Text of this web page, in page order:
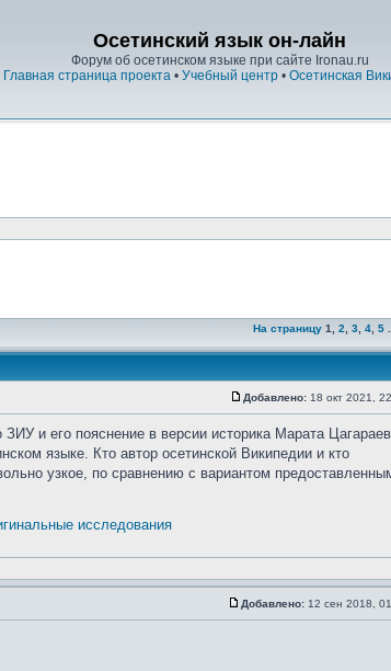
Осетинский язык он-лайн
Форум об осетинском языке при сайте Ironau.ru
Главная страница проекта • Учебный центр • Осетинская
На страницу 1 2 3 4 5
Добавлено: 18 окт 2021,
и его пояснение в версии историка Марата
языке. Кто автор осетинской Википедии и кто
узкое, по сравнению с вариантом
исследования
Добавлено: 12 сен 2018,